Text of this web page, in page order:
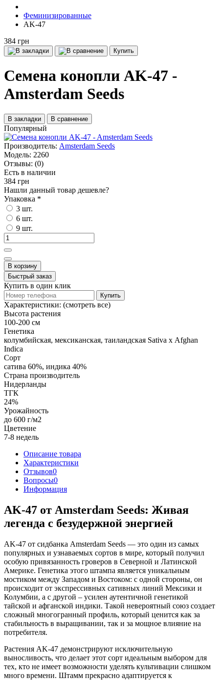
Феминизированные
AK-47
384 грн
Купить
Семена конопли AK-47 -
Amsterdam Seeds
В закладки В сравнение
Популярный
Производитель: Amsterdam Seeds
Модель: 2260
Отзывы: (0)
Есть в наличии
384 грн
Нашли данный товар дешевле?
Упаковка *
3 шт.
6 шт.
9 шт.
В корзину
Быстрый заказ
Купить в один клик
Купить
Характеристики: (смотреть все)
Высота растения
100-200 см
Генетика
колумбийская, мексиканская, таиландская Sativa х Afghan
Indica
Сорт
сатива 60%, индика 40%
Страна производитель
Нидерланды
ТГК
24%
Урожайность
до 600 г/м2
Цветение
7-8 недель
Описание товара
Характеристики
Отзывов0
Вопросы0
Информация
AK-47 от Amsterdam Seeds: Живая
легенда с безудержной энергией
AK-47 от сидбанка Amsterdam Seeds — это один из самых
популярных и узнаваемых сортов в мире, который получил
особую привязанность гроверов в Северной и Латинской
Америке. Генетика этого штампа является уникальным
мостиком между Западом и Востоком: с одной стороны, он
происходит от экспрессивных сативных линий Мексики и
Колумбии, а с другой – усилен аутентичной генетикой
тайской и афганской индики. Такой невероятный союз создает
сложный многогранный профиль, который ценится как за
стабильность в выращивании, так и за мощное влияние на
потребителя.
Растения AK-47 демонстрируют исключительную
выносливость, что делает этот сорт идеальным выбором для
тех, кто не имеет возможности уделять культивации слишком
много времени. Штамм прекрасно адаптируется к